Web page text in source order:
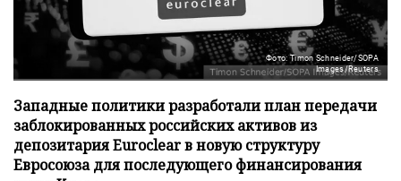
Фото: Timon Schneider/SOPA
Images/Reuters
Западные политики разработали план передачи
заблокированных российских активов из
депозитария Euroclear в новую структуру
Евросоюза для последующего финансирования